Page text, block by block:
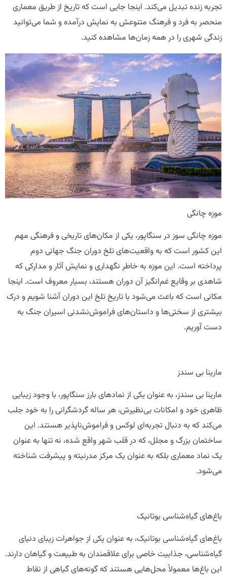
تجربه زنده تبدیل می‌کند. اینجا جایی است که تاریخ از طریق معماری
منحصر به فرد و فرهنگ متنوعش به نمایش درآمده و شما می‌توانید
زندگی شهری را در همه زمان‌ها مشاهده کنید.
موزه چانگی
موزه چانگی سوز در سنگاپور، یکی از مکان‌های تاریخی و فرهنگی مهم
این کشور است که به واقعیت‌های تلخ دوران جنگ جهانی دوم
پرداخته است. این موزه به خاطر نگهداری و نمایش آثار و مدارکی که
شاهدی بر وقایع غم‌انگیز آن دوران هستند، بسیار معروف است. اینجا
مکانی است که باعث می‌شود با تاریخ تلخ این دوران آشنا شویم و درک
بیشتری از سختی‌ها و داستان‌های فراموش‌نشدنی اسیران جنگ به
دست آوریم.
مارینا بی سندز
مارینا بی سندز، به عنوان یکی از نمادهای بارز سنگاپور، با وجود زیبایی
ظاهری خود و امکانات بی‌نظیرش، هر ساله گردشگرانی را به خود جلب
می‌کند که به دنبال تجربه‌ای لوکس و فراموش‌ناپذیر هستند. این
ساختمان بزرگ و مجلل، که در قلب شهر واقع شده، نه تنها به عنوان
یک نماد معماری بلکه به عنوان یک مرکز مدرنیته و پیشرفت شناخته
می‌شود.
باغ‌های گیاه‌شناسی بوتانیک
باغ‌های گیاه‌شناسی بوتانیک، به عنوان یکی از جواهرات زیبای دنیای
گیاه‌شناسی، جذابیت خاصی برای علاقمندان به طبیعت و گیاهان دارند.
این باغ‌ها معمولاً محل‌هایی هستند که گونه‌های گیاهی از نقاط